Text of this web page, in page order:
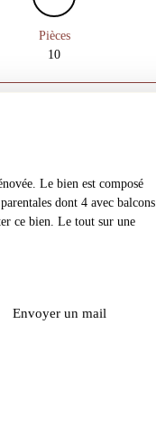
Pièces
10
Le bien est composé
dont 4 avec balcons.
ce bien. Le tout sur une
Envoyer un mail